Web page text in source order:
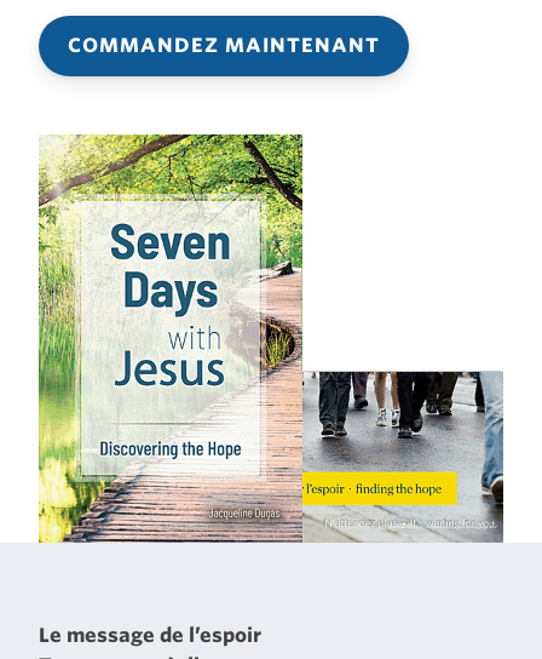
COMMANDEZ MAINTENANT
Le message de l’espoir